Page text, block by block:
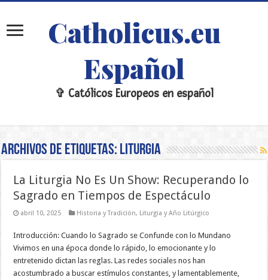
Catholicus.eu
Español
✞ Católicos Europeos en español
Archivos de etiquetas: liturgia
La Liturgia No Es Un Show: Recuperando lo
Sagrado en Tiempos de Espectáculo
abril 10, 2025 Historia y Tradición, Liturgia y Año Litúrgico
Introducción: Cuando lo Sagrado se Confunde con lo Mundano
Vivimos en una época donde lo rápido, lo emocionante y lo
entretenido dictan las reglas. Las redes sociales nos han
acostumbrado a buscar estímulos constantes, y lamentablemente,